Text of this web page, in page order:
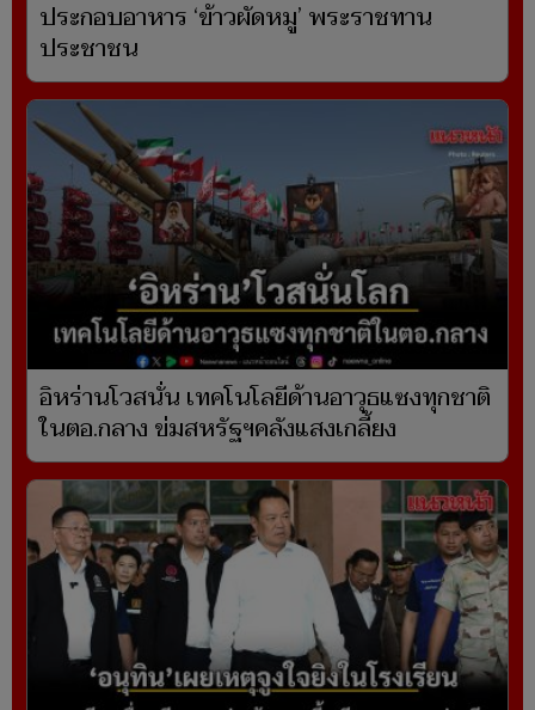
ประกอบอาหาร ‘ข้าวผัดหมู’ พระราชทาน
ประชาชน
อิหร่านโวสนั่น เทคโนโลยีด้านอาวุธแซงทุกชาติ
ในตอ.กลาง ข่มสหรัฐฯคลังแสงเกลี้ยง